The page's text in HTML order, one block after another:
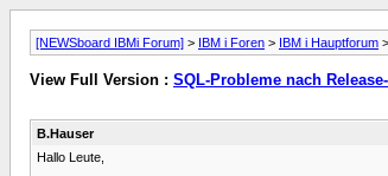
[NEWSboard IBMi Forum] > IBM i Foren > IBM i Hauptforum
View Full Version : SQL-Probleme nach
B.Hauser
Hallo Leute,